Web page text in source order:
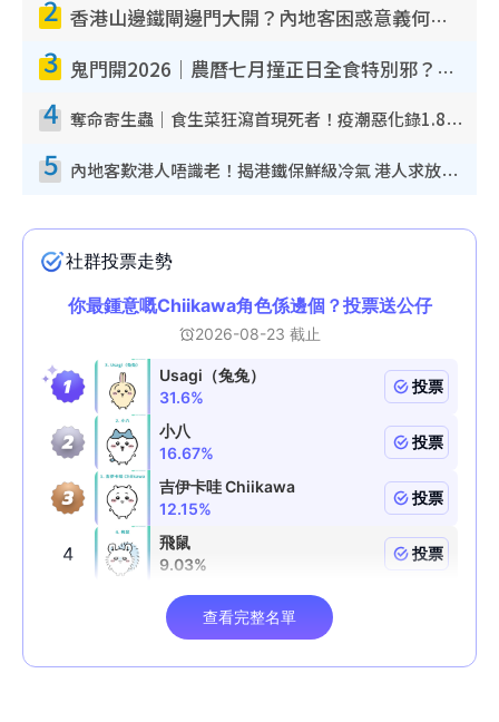
2 香港山邊鐵閘邊門大開？內地客困惑意義何在！網民神回覆：呢種叫法理性防禦
3 鬼門開2026｜農曆七月撞正日全食特別邪？專家警告切忌做一事！揭4大禁忌+2招保平安
4 奪命寄生蟲｜食生菜狂瀉首現死者！疫潮惡化錄1.8萬宗病例 揭洗菜3大謬誤
5 內地客歎港人唔識老！揭港鐵保鮮級冷氣 港人求放過：咪投訴